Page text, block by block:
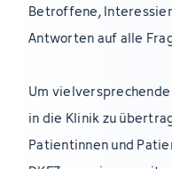
Betroffene,
Antworten auf alle
Um
in die Klinik zu
Patientinnen und